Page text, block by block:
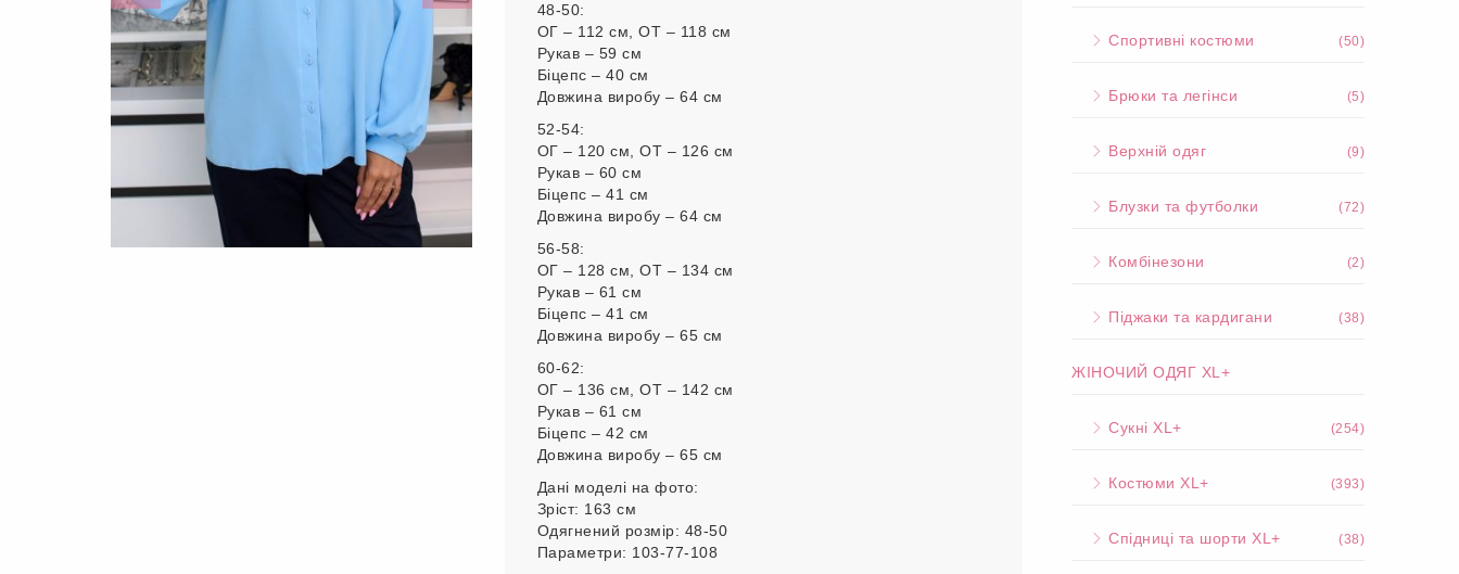
48-50:
ОГ – 112 см, ОТ – 118 см
Рукав – 59 см
Біцепс – 40 см
Довжина виробу – 64 см
52-54:
ОГ – 120 см, ОТ – 126 см
Рукав – 60 см
Біцепс – 41 см
Довжина виробу – 64 см
56-58:
ОГ – 128 см, ОТ – 134 см
Рукав – 61 см
Біцепс – 41 см
Довжина виробу – 65 см
60-62:
ОГ – 136 см, ОТ – 142 см
Рукав – 61 см
Біцепс – 42 см
Довжина виробу – 65 см
Дані моделі на фото:
Зріст: 163 см
Одягнений розмір: 48-50
Параметри: 103-77-108
Спортивні костюми (50)
Брюки та легінси (5)
Верхній одяг (9)
Блузки та футболки (72)
Комбінезони (2)
Піджаки та кардигани (38)
ЖІНОЧИЙ ОДЯГ XL+
Сукні XL+ (254)
Костюми XL+ (393)
Спідниці та шорти XL+ (38)